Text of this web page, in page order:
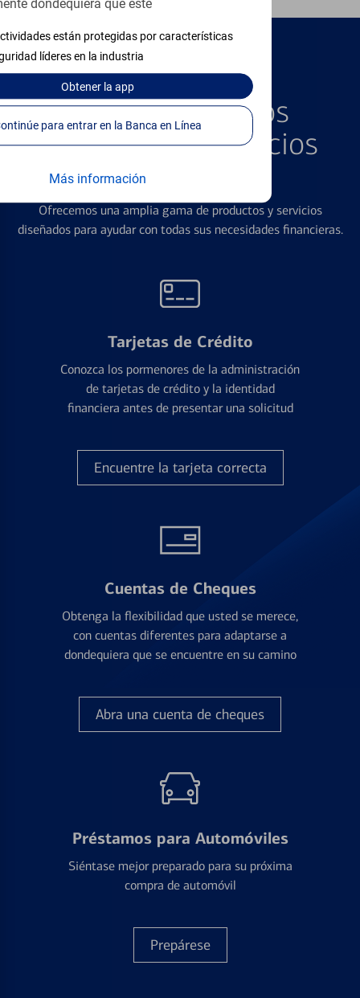
dondequiera que esté
están protegidas por características
líderes en la industria
Obtenerla app
Continúe para entrar en la Banca en Línea
Más información
PRODUCTOS DESTACADOS
Explore Nuestros
Productos y Servicios
Destacados
Ofrecemos una amplia gama de productos y servicios
diseñados para ayudar con todas sus necesidades financieras.
Tarjetas de Crédito
Conozca los pormenores de la administración
de tarjetas de crédito y la identidad
financiera antes de presentar una solicitud
Encuentre la tarjeta correcta
Cuentas de Cheques
Obtenga la flexibilidad que usted se merece,
con cuentas diferentes para adaptarse a
dondequiera que se encuentre en su camino
Abra una cuenta de cheques
Préstamos para Automóviles
Siéntase mejor preparado para su próxima
compra de automóvil
Prepárese